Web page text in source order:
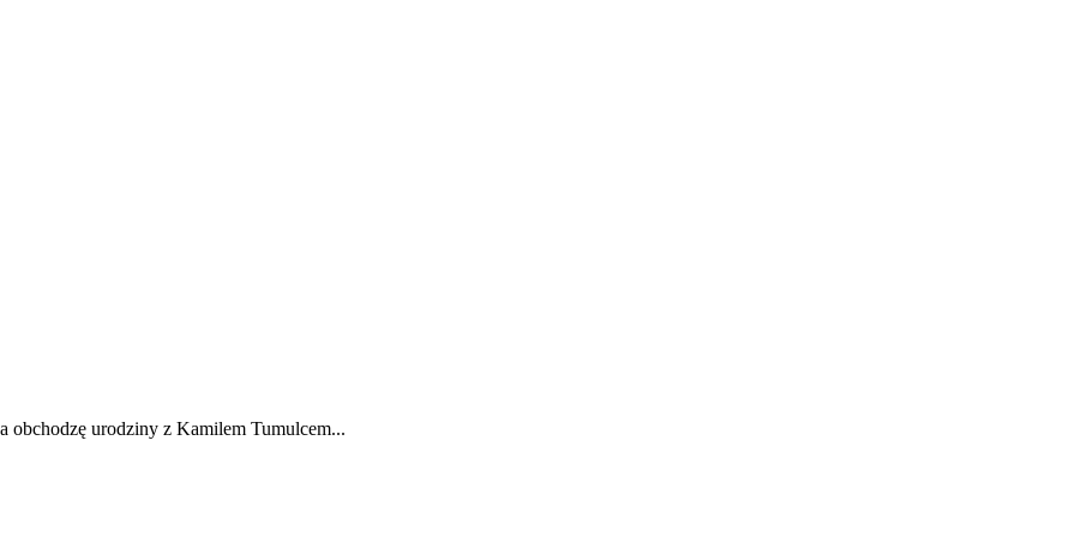
obchodzę urodziny z Kamilem Tumulcem...